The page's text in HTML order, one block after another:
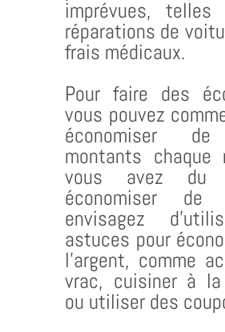
imprévues,
réparations de
frais médicaux.
Pour faire des
vous pouvez
économiser
montants chaque
vous avez
économiser de
envisagez
astuces pour
l’argent, comme
vrac, cuisiner à la
ou utiliser des